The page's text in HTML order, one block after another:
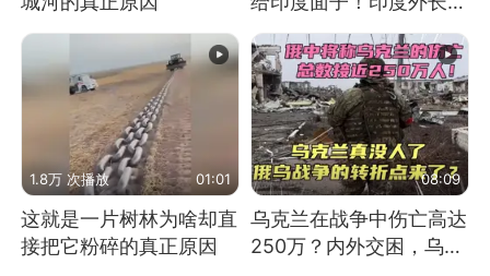
低估印度潜力
1.8万 次播放 01:01
这就是一片树林为啥却直
接把它粉碎的真正原因
08:09
乌克兰在战争中伤亡高达
250万？内外交困，乌克